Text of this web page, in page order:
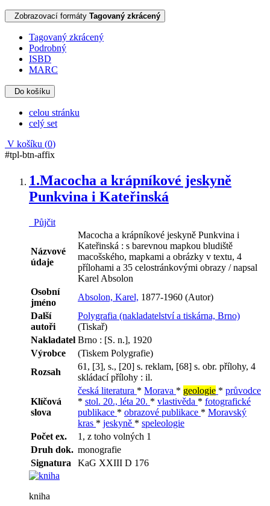
Zobrazovací formáty Tagovaný zkrácený
Tagovaný zkrácený
Podrobný
ISBD
MARC
Do košíku
celou stránku
celý set
V košíku (0)
#tpl-btn-affix
1.Macocha a krápníkové jeskyně
Punkvina i Kateřinská
Půjčit
Názvové
údaje
Macocha a krápníkové jeskyně Punkvina i
Kateřinská : s barevnou mapkou bludiště
macošského, mapkami a obrázky v textu, 4
přílohami a 35 celostránkovými obrazy / napsal
Karel Absolon
Osobní
jméno
Absolon, Karel, 1877-1960 (Autor)
Další
autoři
Polygrafia (nakladatelství a tiskárna, Brno)
(Tiskař)
Nakladatel Brno : [S. n.], 1920
Výrobce
(Tiskem Polygrafie)
Rozsah
61, [3], s., [20] s. reklam, [68] s. obr. přílohy, 4
skládací přílohy : il.
Klíčová
slova
česká literatura * Morava * geologie * průvodce
* stol. 20., léta 20. * vlastivěda * fotografické
publikace * obrazové publikace * Moravský
kras * jeskyně * speleologie
Počet ex.
1, z toho volných 1
Druh dok. monografie
Signatura
KaG XXIII D 176
kniha